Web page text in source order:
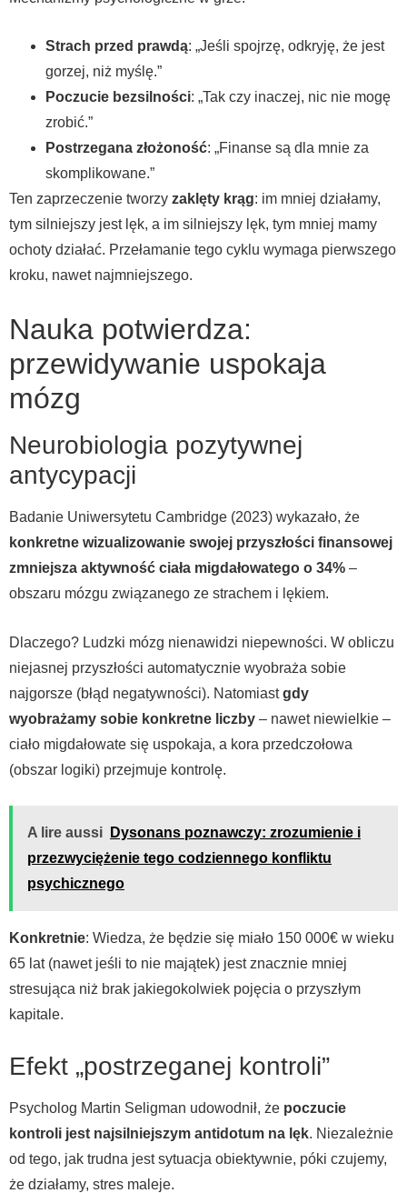
Strach przed prawdą: „Jeśli spojrzę, odkryję, że jest
gorzej, niż myślę.”
Poczucie bezsilności: „Tak czy inaczej, nic nie mogę
zrobić.”
Postrzegana złożoność: „Finanse są dla mnie za
skomplikowane.”
Ten zaprzeczenie tworzy zaklęty krąg: im mniej działamy,
tym silniejszy jest lęk, a im silniejszy lęk, tym mniej mamy
ochoty działać. Przełamanie tego cyklu wymaga pierwszego
kroku, nawet najmniejszego.
Nauka potwierdza:
przewidywanie uspokaja
mózg
Neurobiologia pozytywnej
antycypacji
Badanie Uniwersytetu Cambridge (2023) wykazało, że
konkretne wizualizowanie swojej przyszłości finansowej
zmniejsza aktywność ciała migdałowatego o 34% –
obszaru mózgu związanego ze strachem i lękiem.
Dlaczego? Ludzki mózg nienawidzi niepewności. W obliczu
niejasnej przyszłości automatycznie wyobraża sobie
najgorsze (błąd negatywności). Natomiastgdy
wyobrażamy sobie konkretne liczby – nawet niewielkie –
ciało migdałowate się uspokaja, a kora przedczołowa
(obszar logiki) przejmuje kontrolę.
A lire aussi
Dysonans poznawczy: zrozumienie i
przezwyciężenie tego codziennego konfliktu
psychicznego
Konkretnie: Wiedza, że będzie się miało 150 000€ w wieku
65 lat (nawet jeśli to nie majątek) jest znacznie mniej
stresująca niż brak jakiegokolwiek pojęcia o przyszłym
kapitale.
Efekt „postrzeganej kontroli”
Psycholog Martin Seligman udowodnił, że poczucie
kontroli jest najsilniejszym antidotum na lęk. Niezależnie
od tego, jak trudna jest sytuacja obiektywnie, póki czujemy,
że działamy, stres maleje.